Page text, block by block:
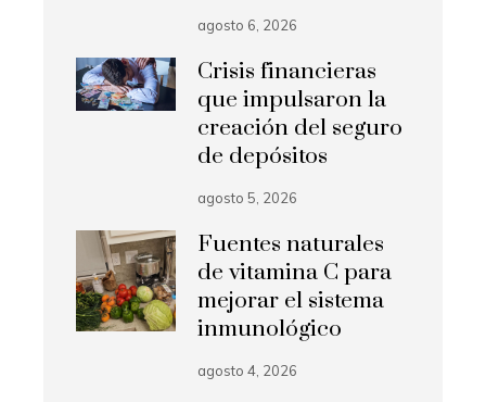
agosto 6, 2026
Crisis financieras
que impulsaron la
creación del seguro
de depósitos
agosto 5, 2026
Fuentes naturales
de vitamina C para
mejorar el sistema
inmunológico
agosto 4, 2026